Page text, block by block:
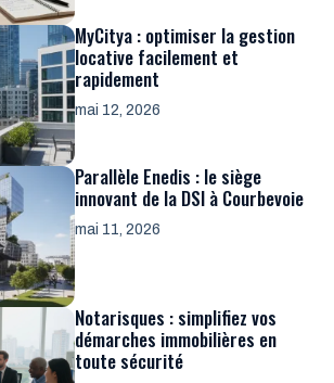
MyCitya : optimiser la gestion
locative facilement et
rapidement
mai 12, 2026
Parallèle Enedis : le siège
innovant de la DSI à Courbevoie
mai 11, 2026
Notarisques : simplifiez vos
démarches immobilières en
toute sécurité